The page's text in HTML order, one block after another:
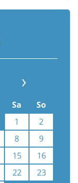
Sa
So
1
2
8
9
15
16
22
23